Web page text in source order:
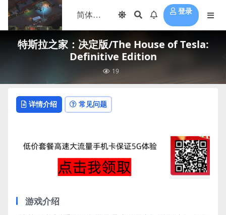
登录
特斯拉之家：决定版/The House of Tesla:
Definitive Edition
19
详情介绍 常见问题
游戏介绍